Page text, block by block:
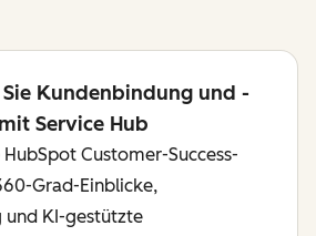
Sie Kundenbindung und -
Service Hub
HubSpot Customer-Success-
Grad-Einblicke,
KI-gestützte